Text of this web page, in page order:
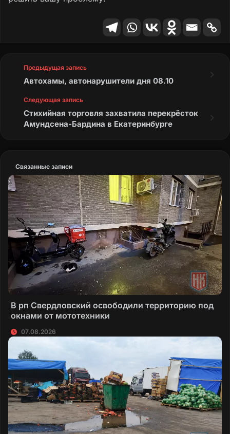
Предыдущая запись
Автохамы, автонарушители дня 08.10
Следующая запись
Стихийная торговля захватила перекрёсток
Амундсена-Бардина в Екатеринбурге
Связанные записи
В рп Свердловский освободили территорию под
окнами от мототехники
07.08.2026